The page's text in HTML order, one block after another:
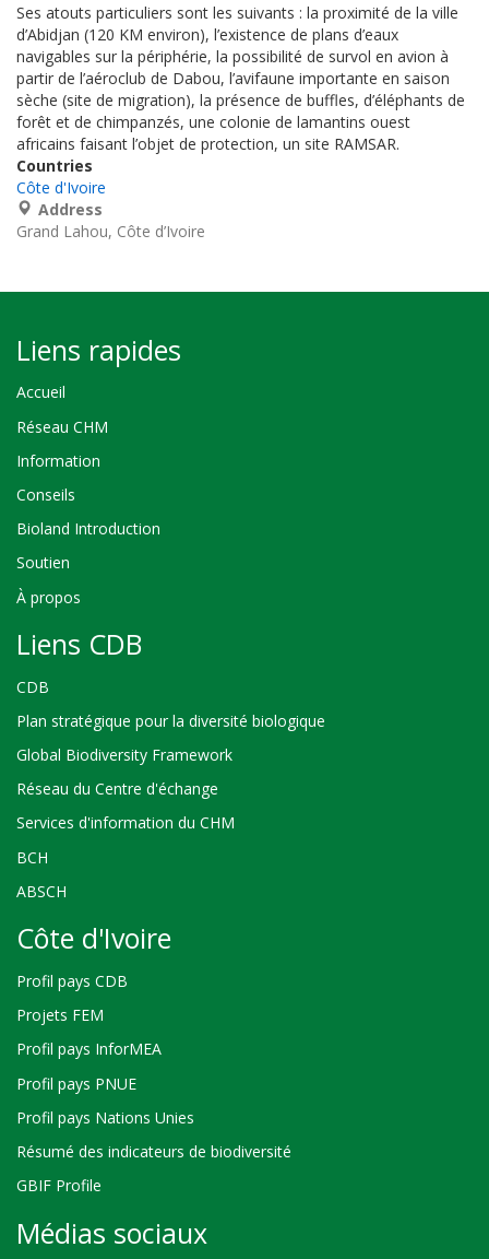
Ses atouts particuliers sont les suivants : la proximité de la ville
d’Abidjan (120 KM environ), l’existence de plans d’eaux
navigables sur la périphérie, la possibilité de survol en avion à
partir de l’aéroclub de Dabou, l’avifaune importante en saison
sèche (site de migration), la présence de buffles, d’éléphants de
forêt et de chimpanzés, une colonie de lamantins ouest
africains faisant l’objet de protection, un site RAMSAR.
Countries
Côte d'Ivoire
Address
Grand Lahou Côte d’Ivoire
Liens rapides
Accueil
Réseau CHM
Information
Conseils
Bioland Introduction
Soutien
À propos
Liens CDB
CDB
Plan stratégique pour la diversité biologique
Global Biodiversity Framework
Réseau du Centre d'échange
Services d'information du CHM
BCH
ABSCH
Côte d'Ivoire
Profil pays CDB
Projets FEM
Profil pays InforMEA
Profil pays PNUE
Profil pays Nations Unies
Résumé des indicateurs de biodiversité
GBIF Profile
Médias sociaux